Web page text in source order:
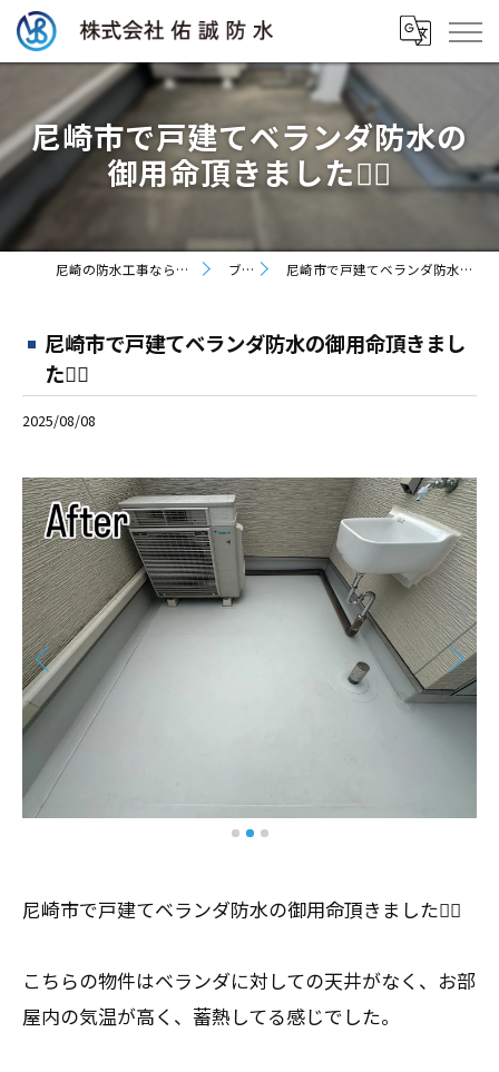
尼崎市で戸建てベランダ防水の
御用命頂きました👷‍♂️
尼崎の防水工事なら株式会社佑誠防水 ブログ 尼崎市で戸建てベランダ防水の御用命頂きました👷‍♂️
尼崎市で戸建てベランダ防水の御用命頂きまし
た👷‍♂️
2025/08/08
尼崎市で戸建てベランダ防水の御用命頂きました👷‍♂️
こちらの物件はベランダに対しての天井がなく、お部
屋内の気温が高く、蓄熱してる感じでした。